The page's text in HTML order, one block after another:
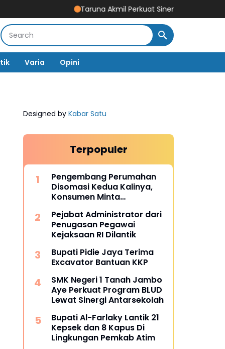
Taruna Akmil Perkuat Sinergi TNI-Polri di Pijay
Varia Opini
Designed by Kabar Satu
Terpopuler
Pengembang Perumahan
Disomasi Kedua Kalinya,
Konsumen Minta
Juta
Pejabat Administrator dari
Penugasan Pegawai
Kejaksaan RI Dilantik
Bupati Pidie Jaya Terima
Excavator Bantuan KKP
SMK Negeri 1 Tanah Jambo
Aye Perkuat Program BLUD
Lewat Sinergi Antarsekolah
Bupati Al-Farlaky Lantik 21
Kepsek dan 8 Kapus Di
Lingkungan Pemkab Atim